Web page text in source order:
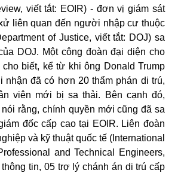
viết tắt: EOIR) - đơn vị giám sát
liên quan đến người nhập cư thuộc
of Justice, viết tắt: DOJ) sa
DOJ. Một công đoàn đại diện cho
cho biết, kể từ khi ông Donald Trump
nhận đã có hơn 20thẩm phán di trú,
viên mới bị sa thải. Bên cạnh đó,
rằng, chính quyền mới cũng đã sa
đốc cấp cao tại EOIR. Liên đoàn
và kỹ thuật quốc tế (International
and Technical Engineers,
tin, 05 trợ lý chánh án di trú cấp